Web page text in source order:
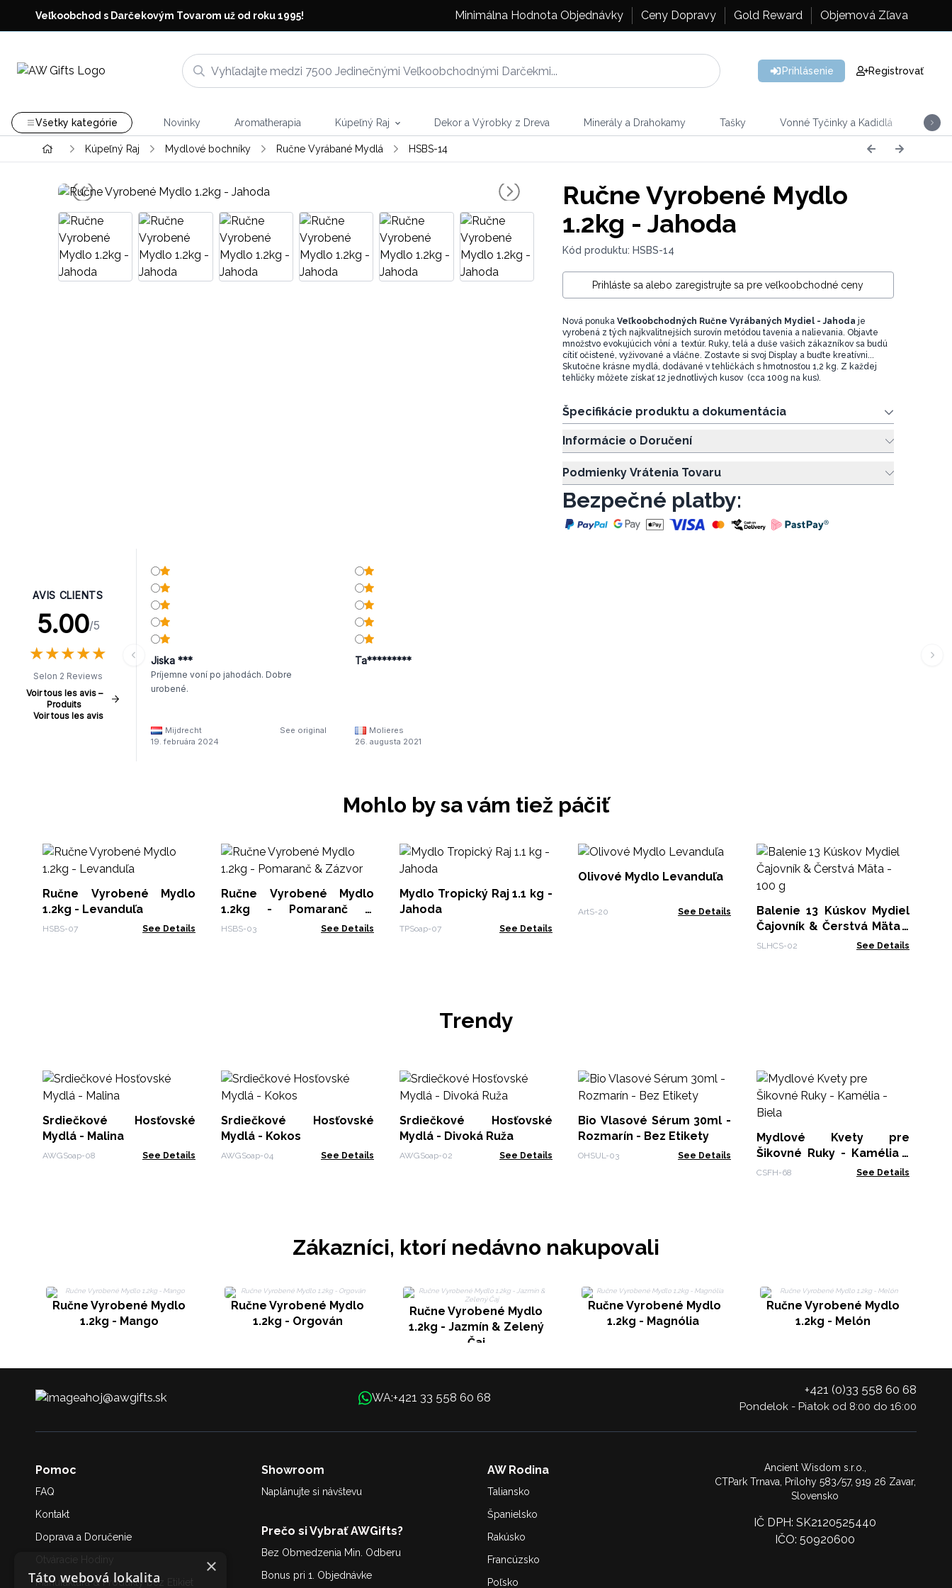
Veľkoobchod s Darčekovým Tovarom už od roku 1995! Minimálna Hodnota Objednávky Ceny Dopravy Gold Reward Objemová Zľava
Prihlásenie Registrovať
Všetky kategórie Novinky Aromatherapia Kúpeľný Raj Dekor a Výrobky z Dreva Minerály a Drahokamy Tašky Vonné Tyčinky a Kadidlá
Kúpeľný Raj Mydlové bochníky Ručne Vyrábané Mydlá HSBS-14
Ručne Vyrobené Mydlo
1.2kg - Jahoda
Kód produktu: HSBS-14
Prihláste sa alebo zaregistrujte sa pre veľkoobchodné ceny
Nová ponuka Veľkoobchodných Ručne Vyrábaných Mydiel - Jahoda je
vyrobená z tých najkvalitnejších surovín metódou tavenia a nalievania. Objavte
množstvo evokujúcich vôní a textúr. Ruky, telá a duše vašich zákazníkov sa budú
cítiť očistené, vyživované a vláčne. Zostavte si svoj Display a buďte kreatívni...
Skutočne krásne mydlá, dodávané v tehličkách s hmotnosťou 1,2 kg. Z každej
tehličky môžete získať 12 jednotlivých kusov (cca 100g na kus).
Špecifikácie produktu a dokumentácia
Informácie o Doručení
Podmienky Vrátenia Tovaru
Bezpečné platby:
AVIS CLIENTS
5.00/5
★★★★★
★★★★★
Selon 2 Reviews
Voir tous les avis –
Produits
Voir tous les avis
Jiska ***
Príjemne voní po jahodách. Dobre
urobené.
Mijdrecht
See original
19. februára 2024
Ta*********
Molieres
26. augusta 2021
Mohlo by sa vám tiež páčiť
Ručne Vyrobené Mydlo
1.2kg - Levanduľa
HSBS-07 See Details
Ručne Vyrobené Mydlo
1.2kg - Pomaranč &
Zázvor
HSBS-03 See Details
Mydlo Tropický Raj 1.1 kg -
Jahoda
TPSoap-07 See Details
Olivové Mydlo Levanduľa
ArtS-20 See Details
Balenie 13 Kúskov Mydiel
Čajovník & Čerstvá Mäta -
100 g
SLHCS-02 See Details
Trendy
Srdiečkové Hosťovské
Mydlá - Malina
AWGSoap-08 See Details
Srdiečkové Hosťovské
Mydlá - Kokos
AWGSoap-04 See Details
Srdiečkové Hosťovské
Mydlá - Divoká Ruža
AWGSoap-02 See Details
Bio Vlasové Sérum 30ml -
Rozmarín - Bez Etikety
OHSUL-03 See Details
Mydlové Kvety pre
Šikovné Ruky - Kamélia -
Biela
CSFH-68 See Details
Zákazníci, ktorí nedávno nakupovali
Ručne Vyrobené Mydlo
1.2kg - Mango
Ručne Vyrobené Mydlo
1.2kg - Orgován
Ručne Vyrobené Mydlo
1.2kg - Jazmín & Zelený
Čaj
Ručne Vyrobené Mydlo
1.2kg - Magnólia
Ručne Vyrobené Mydlo
1.2kg - Melón
ahoj@awgifts.sk WA:+421 33 558 60 68
+421 (0)33 558 60 68
Pondelok - Piatok od 8:00 do 16:00
Pomoc
FAQ
Kontakt
Doprava a Doručenie
Manufaktúra & Produkty bez Etikiet
Showroom
Naplánujte si návštevu
Prečo si Vybrať AWGifts?
Bez Obmedzenia Min. Odberu
Bonus pri 1. Objednávke
AW Rodina
Taliansko
Španielsko
Rakúsko
Francúzsko
Poľsko
Ancient Wisdom s.r.o.,
CTPark Trnava, Prílohy 583/57, 919 26 Zavar,
Slovensko
IČ DPH: SK2120525440
IČO: 50920600
×
Táto webová lokalita